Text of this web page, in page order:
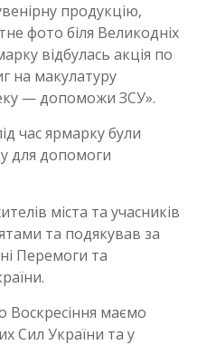
продукцію,
фото біля Великодніх
відбулась акція по
на макулатуру
— допоможи ЗСУ».
час ярмарку були
для допомоги
міста та учасників
та подякував за
Перемоги та
Воскресіння маємо
Сил України та у